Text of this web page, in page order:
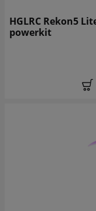
HGLRC Rekon5
powerkit